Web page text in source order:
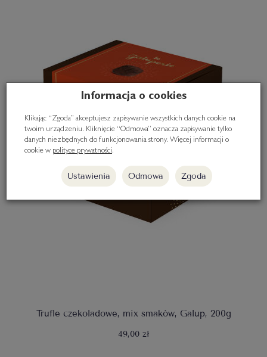
Trufle czekoladowe, mix smaków, Galup, 200g
49,00 zł
Informacja o cookies
Klikając “Zgoda” akceptujesz zapisywanie wszystkich danych cookie na
twoim urządzeniu. Kliknięcie “Odmowa” oznacza zapisywanie tylko
danych niezbędnych do funkcjonowania strony. Więcej informacji o
cookie w polityce prywatności.
Ustawienia Odmowa Zgoda